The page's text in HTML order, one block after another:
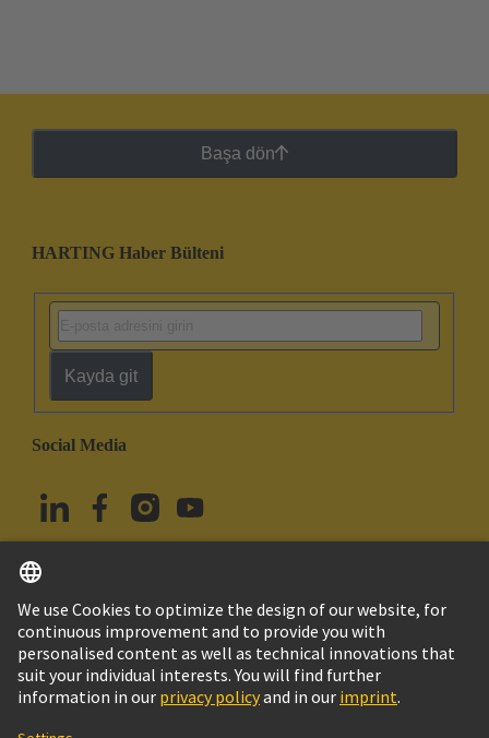
Başa dön
HARTING Haber Bülteni
Kayda git
Social Media
Türkiye Türkçe
© HARTING Technology Group